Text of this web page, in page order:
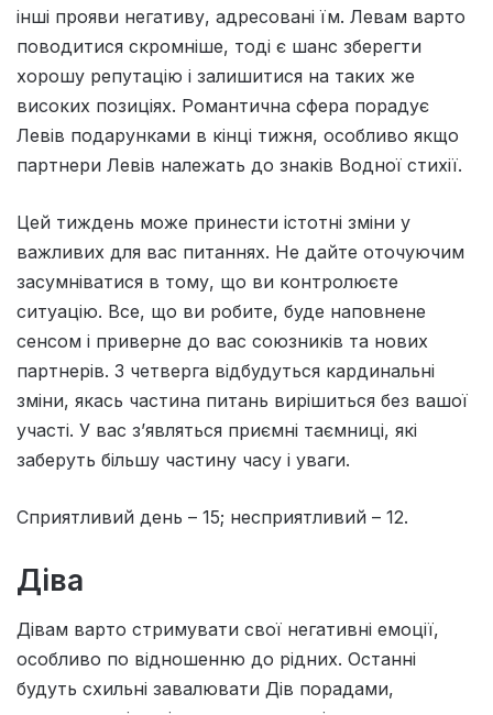
інші прояви негативу, адресовані їм. Левам варто
поводитися скромніше, тоді є шанс зберегти
хорошу репутацію і залишитися на таких же
високих позиціях. Романтична сфера порадує
Левів подарунками в кінці тижня, особливо якщо
партнери Левів належать до знаків Водної стихії.
Цей тиждень може принести iстотнi змiни у
важливих для вас питаннях. Не дайте оточуючим
засумнiватися в тому, що ви контролюєте
ситуацiю. Все, що ви робите, буде наповнене
сенсом i приверне до вас союзникiв та нових
партнерiв. З четверга вiдбудуться кардинальнi
змiни, якась частина питань вирiшиться без вашої
участi. У вас з’являться приємнi таємницi, якi
заберуть бiльшу частину часу i уваги.
Сприятливий день – 15; несприятливий – 12.
Діва
Дівам варто стримувати свої негативні емоції,
особливо по відношенню до рідних. Останні
будуть схильні завалювати Дів порадами,